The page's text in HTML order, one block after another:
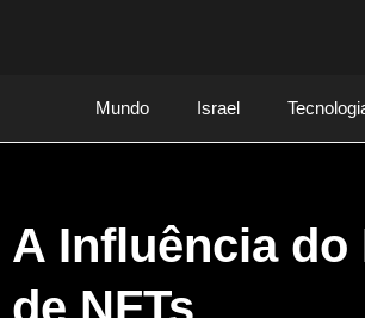
Mundo Israel
A Influência
de NFTs